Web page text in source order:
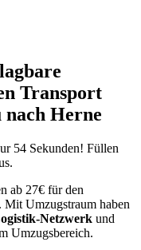
Transport
Herne
54 Sekunden! Füllen
ab 27€ für den
Umzugstraum haben
Netzwerk und
Umzugsbereich.